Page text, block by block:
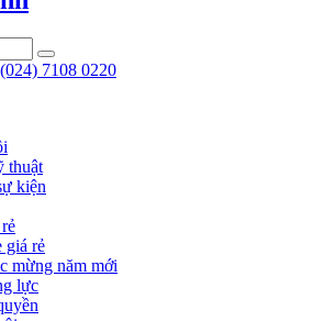
(024) 7108 0220
thuật
kiện
giá rẻ
mừng năm mới
lực